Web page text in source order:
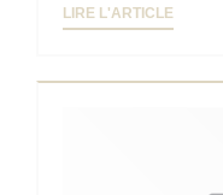
LIRE L'ARTICLE